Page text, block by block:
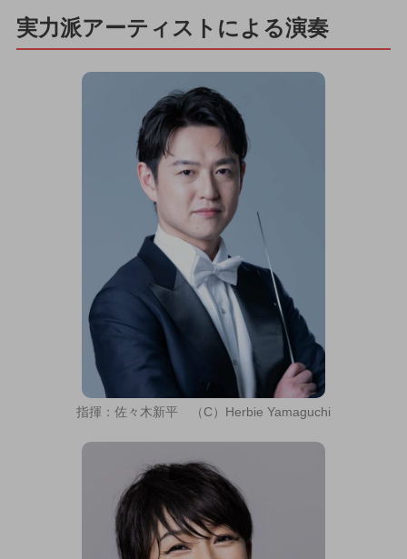
実力派アーティストによる演奏
指揮：佐々木新平 （C）Herbie Yamaguchi